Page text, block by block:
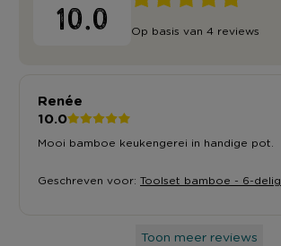
10.0 Op basis van 4 reviews
Renée
10.0
Mooi bamboe keukengerei in handige pot.
Geschreven voor: Toolset bamboe - 6-delig
Toon meer reviews